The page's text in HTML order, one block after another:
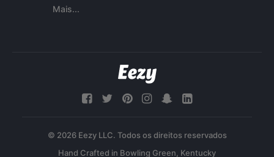
Mais...
© 2026 Eezy LLC. Todos os direitos reservados